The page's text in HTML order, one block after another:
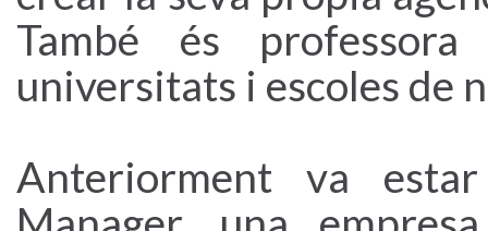
També és
universitats i escoles de
Anteriorment va